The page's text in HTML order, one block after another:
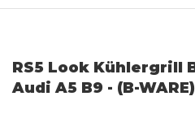
RS5 Look Kühlergrill
Audi A5 B9 - (B-WARE)